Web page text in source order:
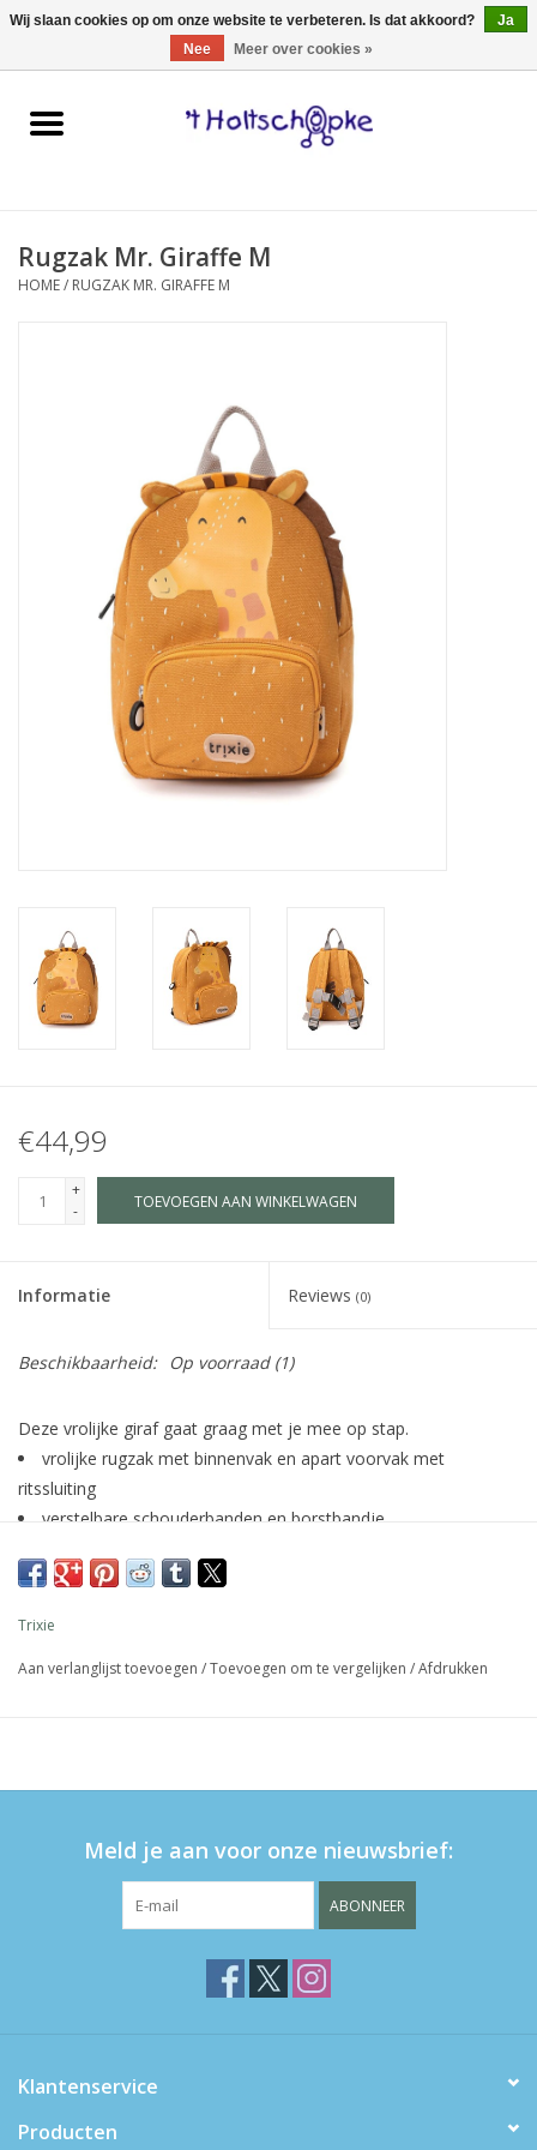
0 Artikelen - €0,00
Home
spellen
eten & drinken
Rugzak Mr. Giraffe M
HOME/ RUGZAK MR. GIRAFFE M
€44,99
+
-
TOEVOEGEN AAN WINKELWAGEN
Informatie Reviews (0)
Beschikbaarheid: Op voorraad(1)
Deze vrolijke giraf gaat graag met je mee op stap.
vrolijke rugzak met binnenvak en apart voorvak met
ritssluiting
verstelbare schouderbanden en borstbandje
materiaal: 100% katoen
Trixie
Aan verlanglijst toevoegen /Toevoegen om te vergelijken /Afdrukken
Meld je aan voor onze nieuwsbrief:
ABONNEER
Klantenservice
Producten
Wij slaan cookies op om onze website te verbeteren. Is dat akkoord?
Ja
Nee
Meer over cookies »